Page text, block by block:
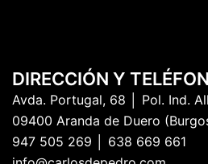
DIRECCIÓN Y
Avda. Portugal, 68 │ Pol. Ind.
09400 Aranda de Duero
947 505 269 │ 638 669 661